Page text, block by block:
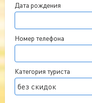
Дата рождения
Номер телефона
Категория туриста
без скидок